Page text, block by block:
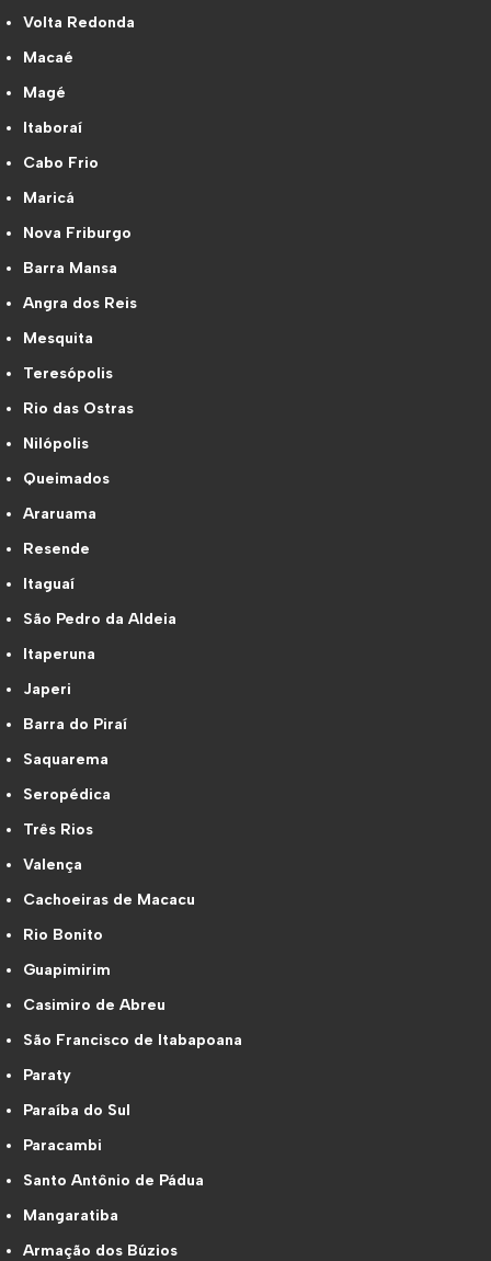
Volta Redonda
Macaé
Magé
Itaboraí
Cabo Frio
Maricá
Nova Friburgo
Barra Mansa
Angra dos Reis
Mesquita
Teresópolis
Rio das Ostras
Nilópolis
Queimados
Araruama
Resende
Itaguaí
São Pedro da Aldeia
Itaperuna
Japeri
Barra do Piraí
Saquarema
Seropédica
Três Rios
Valença
Cachoeiras de Macacu
Rio Bonito
Guapimirim
Casimiro de Abreu
São Francisco de Itabapoana
Paraty
Paraíba do Sul
Paracambi
Santo Antônio de Pádua
Mangaratiba
Armação dos Búzios